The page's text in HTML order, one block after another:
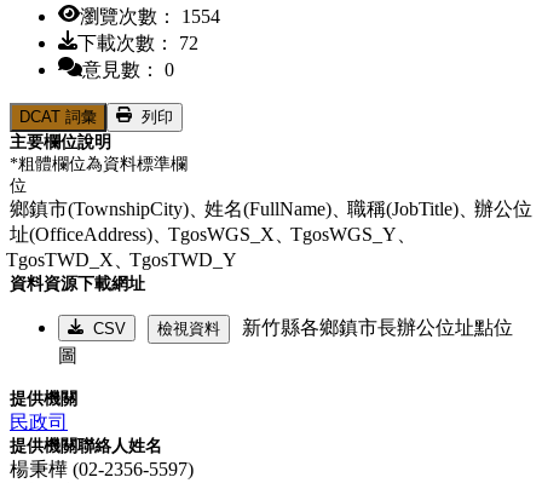
瀏覽次數： 1554
下載次數： 72
意見數： 0
DCAT 詞彙
列印
主要欄位說明
*粗體欄位為資料標準欄
位
鄉鎮市(TownshipCity)、姓名(FullName)、職稱(JobTitle)、辦公位
址(OfficeAddress)、TgosWGS_X、TgosWGS_Y、
TgosTWD_X、TgosTWD_Y
資料資源下載網址
CSV 檢視資料
新竹縣各鄉鎮市長辦公位址點位
圖
提供機關
民政司
提供機關聯絡人姓名
楊秉樺 (02-2356-5597)